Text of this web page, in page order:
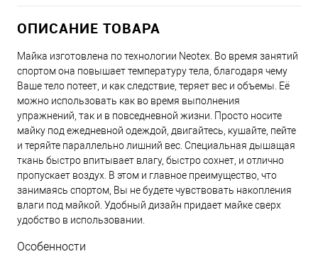
ОПИСАНИЕ ТОВАРА
Майка изготовлена по технологии Neotex. Во время занятий
спортом она повышает температуру тела, благодаря чему
Ваше тело потеет, и как следствие, теряет вес и объемы. Её
можно использовать как во время выполнения
упражнений, так и в повседневной жизни. Просто носите
майку под ежедневной одеждой, двигайтесь, кушайте, пейте
и теряйте параллельно лишний вес. Специальная дышащая
ткань быстро впитывает влагу, быстро сохнет, и отлично
пропускает воздух. В этом и главное преимущество, что
занимаясь спортом, Вы не будете чувствовать накопления
влаги под майкой. Удобный дизайн придает майке сверх
удобство в использовании.
Особенности